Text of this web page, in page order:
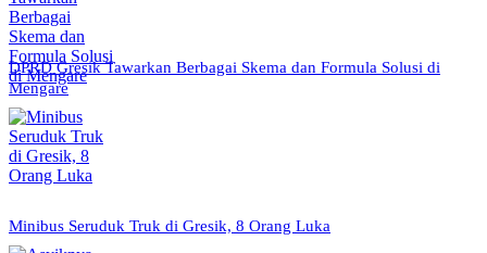
DPRD Gresik Tawarkan Berbagai Skema dan Formula Solusi di
Mengare
Minibus Seruduk Truk di Gresik, 8 Orang Luka